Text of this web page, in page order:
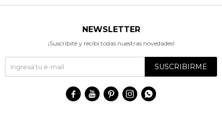
NEWSLETTER
¡Suscribite y recibí todas nuestras novedades!
SUSCRIBIRME
    